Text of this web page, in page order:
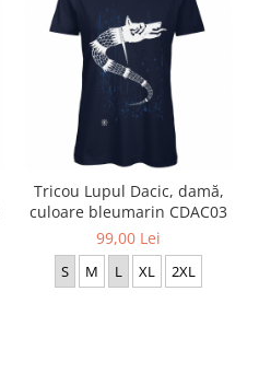
Tricou Lupul Dacic, damă,
culoare bleumarin CDAC03
99,00 Lei
S M L XL 2XL